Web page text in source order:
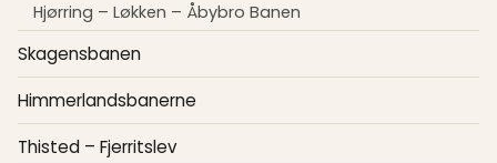
Hjørring – Løkken – Åbybro Banen
Skagensbanen
Himmerlandsbanerne
Thisted – Fjerritslev